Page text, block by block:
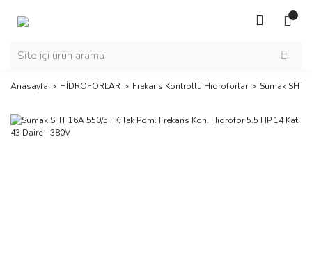
Anasayfa HİDROFORLAR Frekans Kontrollü Hidroforlar Sumak SHT